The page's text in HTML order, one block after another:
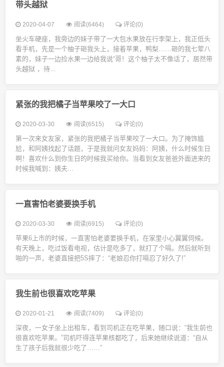
带头越狱
2020-04-07 阅读(6464) 评论(0)
坐火车硬座，我旁边的妹子带了一大包水果放在行李架上，我正低头
看手机，先是一个柚子砸我头上，接着苹果，鸭梨……砸的我七荤八
素的，妹子一边捡水果一边给我说“哥！这个柚子太不像话了，居然带
头越狱 ，待...
紧张的我把橘子当苹果咬了一大口
2020-03-30 阅读(6515) 评论(0)
第一次来女友家，紧张的我把橘子当苹果咬了一大口。为了掩饰尴
尬，和阿姨找起了话题，于是我就问女友妈妈：阿姨，什么时候生日
啊！喜欢什么到你生日的时候我买给你。当看到女友爸爸外面进来的
时候我喊到：姨夫...
一直害怕老婆要换手机
2020-03-30 阅读(6915) 评论(0)
苹果6上市的时候，一直害怕老婆要换手机，在家里小心翼翼伺候。
有天晚上，吃过饭看电视，估计是吃多了，就打了个嗝。然后就听到
啪的一声，老婆直接把5S摔了：“老娘忍你打嗝忍了好久了!”
我生前也很喜欢吃苹果
2020-01-21 阅读(7409) 评论(0)
深夜，一女子坐上出租车，看到司机正在吃苹果，随口说：“我生前也
很喜欢吃苹果。”司机吓得连苹果核都吃了，后来她继续说道：“自从
生了孩子后我就很少吃了……”